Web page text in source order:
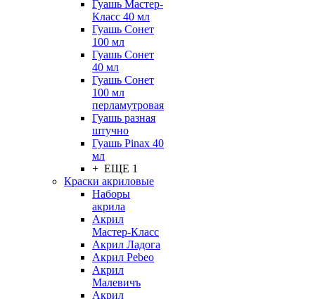
Гуашь Мастер-
Класс 40 мл
Гуашь Сонет
100 мл
Гуашь Сонет
40 мл
Гуашь Сонет
100 мл
перламутровая
Гуашь разная
штучно
Гуашь Pinax 40
мл
+ ЕЩЕ 1
Краски акриловые
Наборы
акрила
Акрил
Мастер-Класс
Акрил Ладога
Акрил Pebeo
Акрил
Малевичъ
Акрил